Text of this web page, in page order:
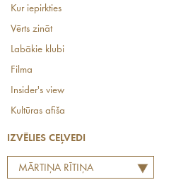
Kur iepirkties
Vērts zināt
Labākie klubi
Filma
Insider's view
Kultūras afiša
IZVĒLIES CEĻVEDI
MĀRTIŅA RĪTIŅA